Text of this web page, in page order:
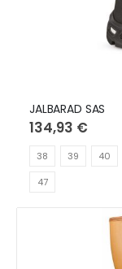
JALBARAD SAS
134,93 €
38 39 40
47